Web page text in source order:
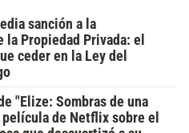
sanción a la
Propiedad Privada: el
ceder en la Ley del
"Elize: Sombras de una
de Netflix sobre el